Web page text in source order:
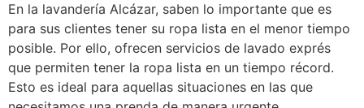
En la lavandería Alcázar, saben lo importante que es
para sus clientes tener su ropa lista en el menor tiempo
posible. Por ello, ofrecen servicios de lavado exprés
que permiten tener la ropa lista en un tiempo récord.
Esto es ideal para aquellas situaciones en las que